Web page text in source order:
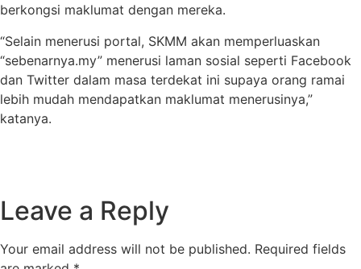
berkongsi maklumat dengan mereka.
“Selain menerusi portal, SKMM akan memperluaskan
“sebenarnya.my” menerusi laman sosial seperti Facebook
dan Twitter dalam masa terdekat ini supaya orang ramai
lebih mudah mendapatkan maklumat menerusinya,”
katanya.
Leave a Reply
Your email address will not be published. Required fields